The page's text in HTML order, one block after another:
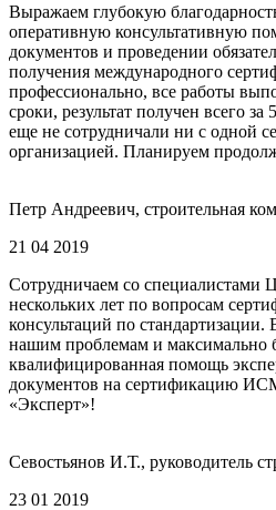
Выражаем глубокую
оперативную консультативную
документов и проведении
получения международного
профессионально, все работы
сроки, результат получен всего
еще не сотрудничали ни с одной
организацией. Планируем
Петр Андреевич, строительная
21 04 2019
Сотрудничаем со специалистами
нескольких лет по вопросам
консультаций по
нашим проблемам и максимально
квалифицированная помощь
документов на сертификацию
«Эксперт»!
Севостьянов И.Т., руководитель
23 01 2019